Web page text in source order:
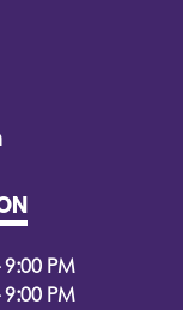
PM
PM